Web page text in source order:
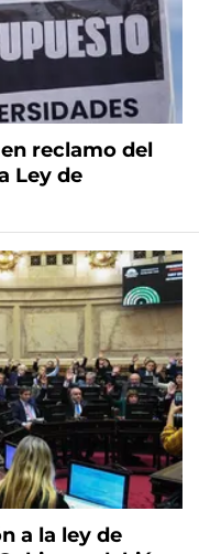
reclamo del
Ley de
a la ley de